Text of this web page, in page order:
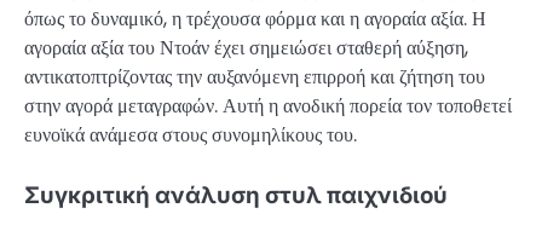
όπως το δυναμικό, η τρέχουσα φόρμα και η αγοραία αξία. Η
αγοραία αξία του Ντοάν έχει σημειώσει σταθερή αύξηση,
αντικατοπτρίζοντας την αυξανόμενη επιρροή και ζήτηση του
στην αγορά μεταγραφών. Αυτή η ανοδική πορεία τον τοποθετεί
ευνοϊκά ανάμεσα στους συνομηλίκους του.
Συγκριτική ανάλυση στυλ παιχνιδιού